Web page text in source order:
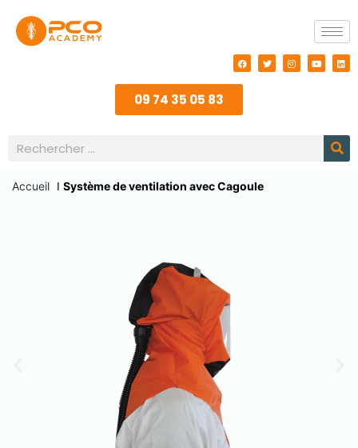
09 74 35 05 83
Accueil I Système de ventilation avec Cagoule